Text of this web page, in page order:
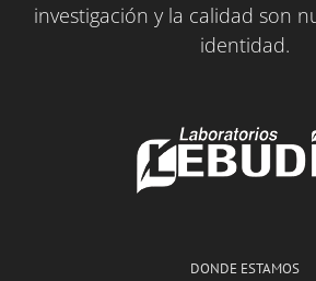
investigación y la calidad son
identidad.
DONDE ESTAMOS